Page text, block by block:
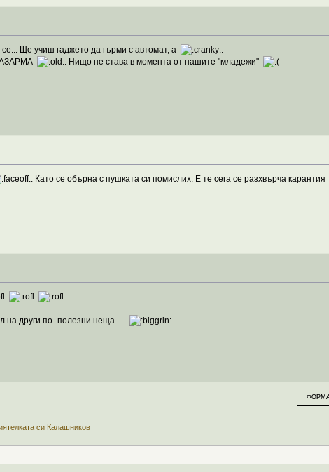
Ще учиш гаджето да гърми с автомат, а
.
. Нищо не става в момента от нашите "младежи"
. Като се обърна с пушката си помислих: Е те сега се разхвърча карантия
на други по -полезни неща....
си Калашников